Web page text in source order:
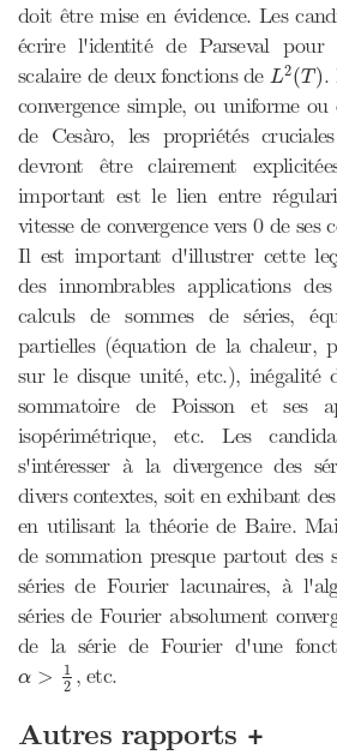
doit être mise en évidence. Les
écrire l'identité de Parseval
scalaire de deux fonctions deL2(T )
L2 (T) .
convergence simple, ou uniforme
de Cesàro, les propriétés
devront être clairement
important est le lien entre
vitesse de convergence vers 0 de ses
Il est important d'illustrer cette
des innombrables applications
calculs de sommes de séries,
partielles (équation de la chaleur,
sur le disque unité, etc.), inégalité
sommatoire de Poisson et ses
isopérimétrique, etc. Les
s'intéresser à la divergence des
divers contextes, soit en exhibant
en utilisant la théorie de Baire.
de sommation presque partout des
séries de Fourier lacunaires, à
séries de Fourier absolument
de la série de Fourier d'une
α >
1
2
2 , etc.
Autres rapports +